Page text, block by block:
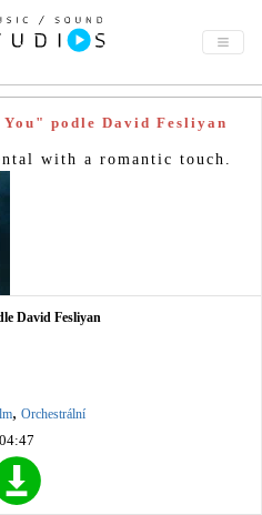
podle David Fesliyan
with a romantic touch.
David Fesliyan
, Orchestrální
04:47